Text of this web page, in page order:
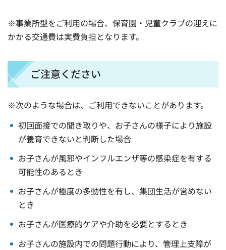
※事業所型をご利用の場合、保育園・児童クラブの迎えに
かかる交通費は実費負担となります。
ご注意ください
※次のような場合は、ご利用できないことがあります。
初回面接での聞き取りや、お子さんの様子により施設
が養育できないと判断した場合
お子さんが風邪やインフルエンザ等の感染症を有する
可能性のあるとき
お子さんが極度の多動性を有し、集団生活が営めない
とき
お子さんが医療的ケアや介助を必要とするとき
お子さんの施設内での問題行動により、管理上支障が